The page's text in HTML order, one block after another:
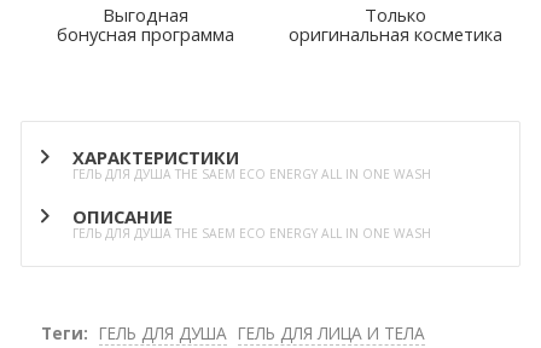
Выгодная
бонусная программа
Только
оригинальная косметика
ХАРАКТЕРИСТИКИ
ГЕЛЬ ДЛЯ ДУША THE SAEM ECO ENERGY ALL IN ONE WASH
ОПИСАНИЕ
ГЕЛЬ ДЛЯ ДУША THE SAEM ECO ENERGY ALL IN ONE WASH
Теги: ГЕЛЬ ДЛЯ ДУША ГЕЛЬ ДЛЯ ЛИЦА И ТЕЛА